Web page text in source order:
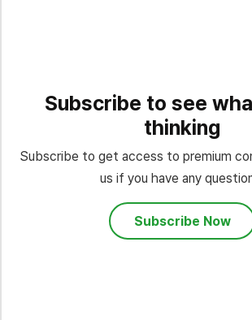
Subscribe to see
thinking
Subscribe to get access to premium
us if you have any
Subscribe Now